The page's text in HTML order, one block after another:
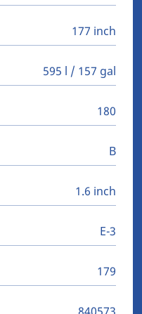
177 inch
595 l / 157 gal
180
B
1.6 inch
E-3
179